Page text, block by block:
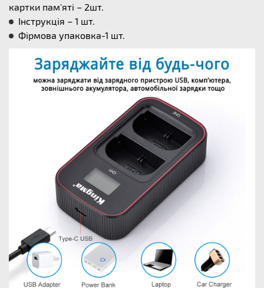
картки пам'яті – 2шт.
Інструкція – 1 шт.
Фірмова упаковка-1 шт.